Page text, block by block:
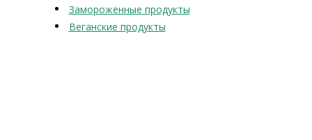
Замороженные продукты
Веганские продукты